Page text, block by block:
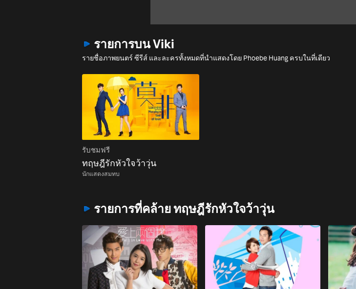
รายการบน Viki
รายชื่อภาพยนตร์ ซีรีส์ และละครทั้งหมดที่นำแสดงโดย Phoebe Huang ครบในที่เดียว
รับชมฟรี
ทฤษฎีรักหัวใจว้าวุ่น
นักแสดงสมทบ
รายการที่คล้าย ทฤษฎีรักหัวใจว้าวุ่น